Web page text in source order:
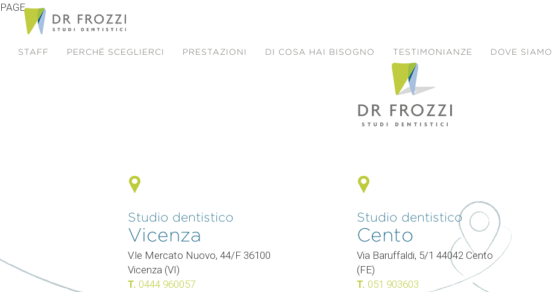
STAFF PERCHÉ SCEGLIERCI PRESTAZIONI DI COSA HAI BISOGNO TESTIMONIANZE DOVE SIAMO
PAGE
Studio dentistico
Vicenza
V.le Mercato Nuovo, 44/F 36100
Vicenza (VI)
T. 0444 960057
Studio dentistico
Cento
Via Baruffaldi, 5/1 44042 Cento
(FE)
T. 051 903603